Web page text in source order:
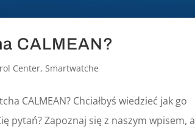
CALMEAN?
Center, Smartwatche
CALMEAN? Chciałbyś wiedzieć jak go
pytań? Zapoznaj się z naszym wpisem, a